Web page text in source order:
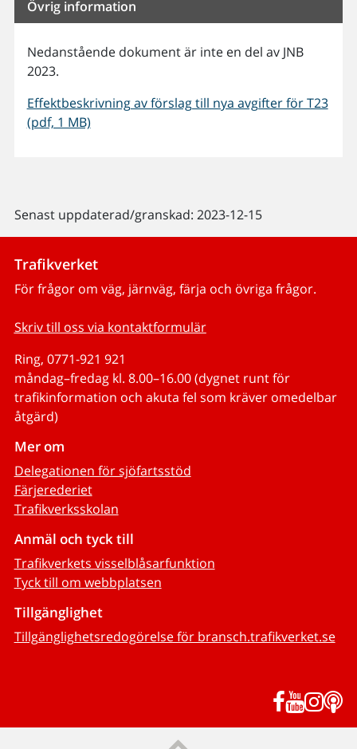
Övrig information
Nedanstående dokument är inte en del av JNB
2023.
Effektbeskrivning av förslag till nya avgifter för T23
(pdf, 1 MB)
Senast uppdaterad/granskad: 2023-12-15
Trafikverket
För frågor om väg, järnväg, färja och övriga frågor.
Skriv till oss via kontaktformulär
Ring, 0771-921 921
måndag–fredag kl. 8.00–16.00 (dygnet runt för
trafikinformation och akuta fel som kräver omedelbar
åtgärd)
Mer om
Delegationen för sjöfartsstöd
Färjerederiet
Trafikverksskolan
Anmäl och tyck till
Trafikverkets visselblåsarfunktion
Tyck till om webbplatsen
Tillgänglighet
Tillgänglighetsredogörelse för bransch.trafikverket.se
Facebook
YouTube